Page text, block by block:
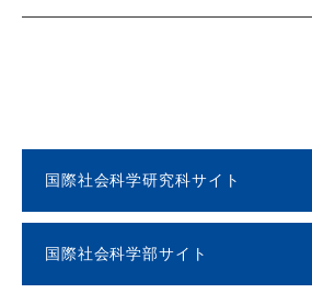
国際社会科学研究科サイト
国際社会科学部サイト